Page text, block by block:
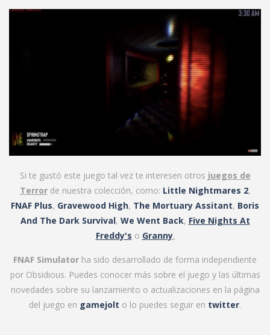
Si te gustó este juego tal vez te interesen otros juegos de
Terrorde nuestra colección, como: Little Nightmares 2,
FNAF Plus, Gravewood High, The Mortuary Assitant, Boris
And The Dark Survival, We Went Back, Five Nights At
Freddy's o Granny.
FNAF Simulator ha sido desarrollado de forma independiente
por Obsidious. Puedes conocer más sobre el juego y las últimas
novedades sobre su lanzamiento o actualizaciones en la página
del juego en gamejolt o lo puedes seguir en twitter.